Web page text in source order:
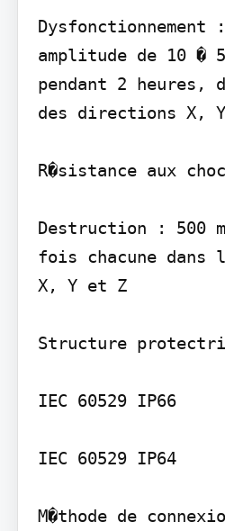
Dysfonctionnement
amplitude de 10 �
pendant 2 heures,
des directions X,
R�sistance aux
Destruction : 500
fois chacune dans
X, Y et Z
Structure
IEC 60529 IP66
IEC 60529 IP64
M�thode de